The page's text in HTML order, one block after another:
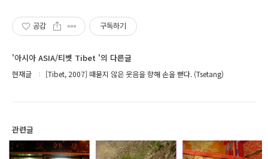
공감 구독하기
'아시아 ASIA/티벳 Tibet '의 다른글
현재글 [Tibet, 2007] 때묻지 않은 웃음을 향해 손을 뻗다. (Tsetang)
관련글